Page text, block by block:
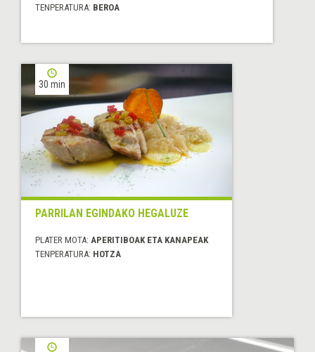
TENPERATURA: BEROA
30 min
PARRILAN EGINDAKO HEGALUZE
PLATER MOTA: APERITIBOAK ETA KANAPEAK
TENPERATURA: HOTZA